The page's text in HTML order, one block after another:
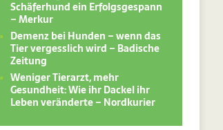
Schäferhund ein Erfolgsgespann
– Merkur
Demenz bei Hunden – wenn das
Tier vergesslich wird – Badische
Zeitung
Weniger Tierarzt, mehr
Gesundheit: Wie ihr Dackel ihr
Leben veränderte – Nordkurier